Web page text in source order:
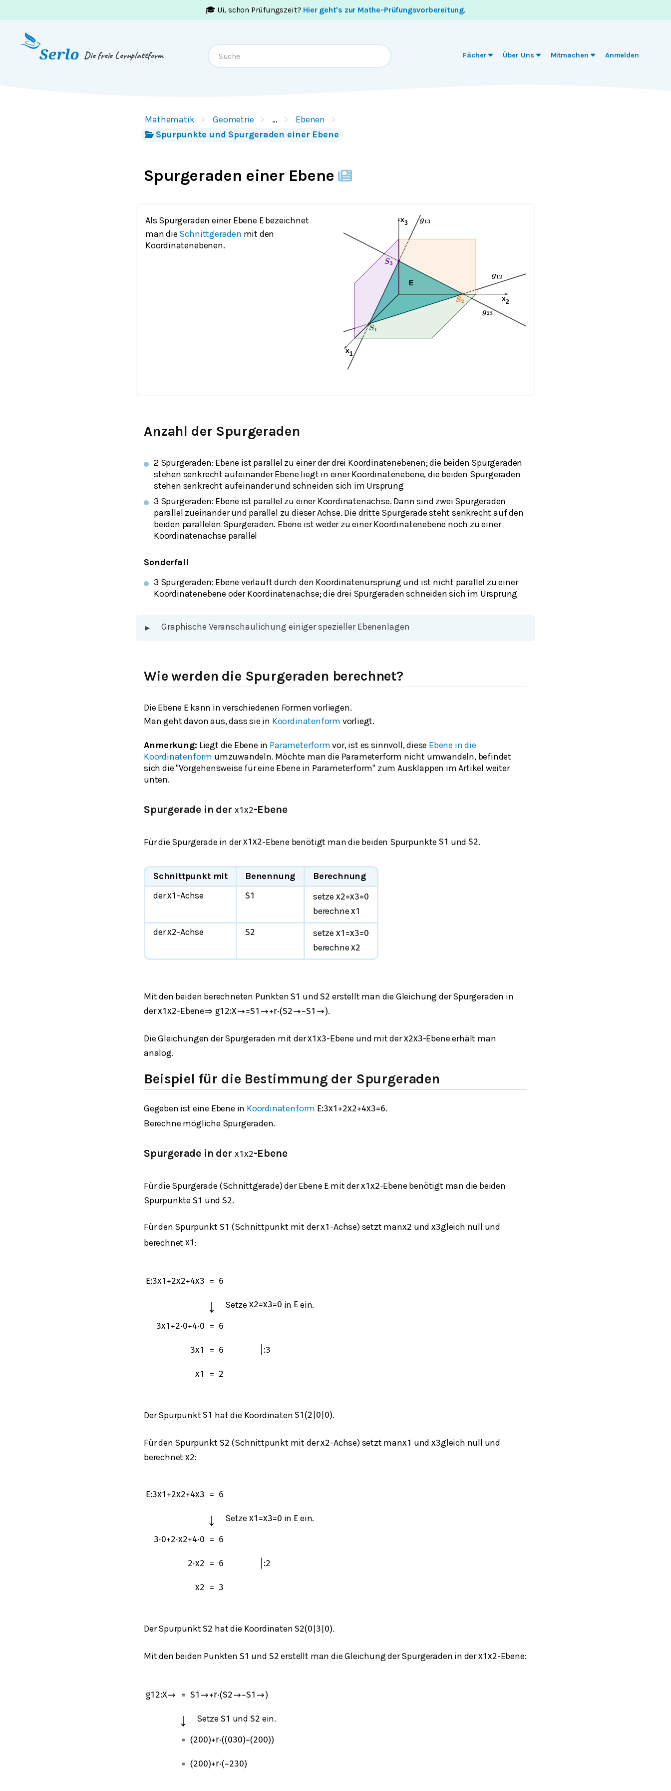
🎓 Ui, schon Prüfungszeit? Hier geht's zur Mathe-Prüfungsvorbereitung.
Die freie Lernplattform Fächer Über Uns Mitmachen Anmelden
Mathematik Geometrie …
Ebenen
Spurpunkte und Spurgeraden einer Ebene
Spurgeraden einer Ebene
Als Spurgeraden einer Ebene Ebezeichnet
man die Schnittgeraden mit den
Koordinatenebenen.
Anzahl der Spurgeraden
2 Spurgeraden: Ebene ist parallel zu einer der drei Koordinatenebenen; die beiden Spurgeraden
stehen senkrecht aufeinander Ebene liegt in einer Koordinatenebene, die beiden Spurgeraden
stehen senkrecht aufeinander und schneiden sich im Ursprung
3 Spurgeraden: Ebene ist parallel zu einer Koordinatenachse. Dann sind zwei Spurgeraden
parallel zueinander und parallel zu dieser Achse. Die dritte Spurgerade steht senkrecht auf den
beiden parallelen Spurgeraden. Ebene ist weder zu einer Koordinatenebene noch zu einer
Koordinatenachse parallel
Sonderfall
3 Spurgeraden: Ebene verläuft durch den Koordinatenursprung und ist nicht parallel zu einer
Koordinatenebene oder Koordinatenachse; die drei Spurgeraden schneiden sich im Ursprung
▸ Graphische Veranschaulichung einiger spezieller Ebenenlagen
Wie werden die Spurgeraden berechnet?
Die Ebene E kann in verschiedenen Formen vorliegen.
Man geht davon aus, dass sie in Koordinatenform vorliegt.
Anmerkung: Liegt die Ebene in Parameterformvor, ist es sinnvoll, diese Ebene in die
Koordinatenform umzuwandeln. Möchte man die Parameterform nicht umwandeln, befindet
sich die "Vorgehensweise für eine Ebene in Parameterform" zum Ausklappen im Artikel weiter
unten.
Spurgerade in der x1 x2-Ebene
Für die Spurgerade in derx1x2-Ebene benötigt man die beiden Spurpunkte S1 und S2.
Schnittpunkt mit Benennung
Berechnung
derx1 -Achse S1 setze x2=x3=0
berechnex1
derx2-Achse S2 setze x1 =x3=0
berechnex2
Mit den beiden berechneten PunktenS1 undS2 erstellt man die Gleichung der Spurgeraden in
derx1x2-Ebene⇒ g12:X→=S1 →+r⋅(S2→−S1 →).
Die Gleichungen der Spurgeraden mit derx1x3-Ebene und mit derx2x3-Ebene erhält man
analog.
Beispiel für die Bestimmung der Spurgeraden
Gegeben ist eine Ebene in Koordinatenform E:3x1 +2x2+4x3=6.
Berechne mögliche Spurgeraden.
Spurgerade in der x1 x2-Ebene
Für die Spurgerade (Schnittgerade) der Ebene E mit derx1 x2-Ebene benötigt man die beiden
Spurpunkte S1 und S2.
Für den Spurpunkt S1 (Schnittpunkt mit derx1 ​-Achse) setzt manx2 ​ und x3gleich null und
berechnetx1 :
E:3x1 +2x2+4x3 = 6
↓ Setze x2=x3=0 in E ein.
3x1 +2⋅0+4⋅0 = 6
3x1 = 6 :3
x1 = 2
Der SpurpunktS1 hat die KoordinatenS1(2 0 0).
Für den Spurpunkt S2 (Schnittpunkt mit derx2​-Achse) setzt manx1 ​ und x3gleich null und
berechnetx2:
E:3x1 +2x2+4x3 = 6
↓ Setze x1 =x3=0 in E ein.
3⋅0+2⋅x2+4⋅0 = 6
2⋅x2 = 6 :2
x2 = 3
Der SpurpunktS2 hat die KoordinatenS2(0 |3 0).
Mit den beiden Punkten S1 und S2 erstellt man die Gleichung der Spurgeraden in derx1 x2-Ebene:
g12:X→ = S1 →+r⋅(S2→−S1 →)
↓ Setze S1 und S2 ein.
= (200)+r⋅((030)−(200))
= (200)+r⋅(−230)